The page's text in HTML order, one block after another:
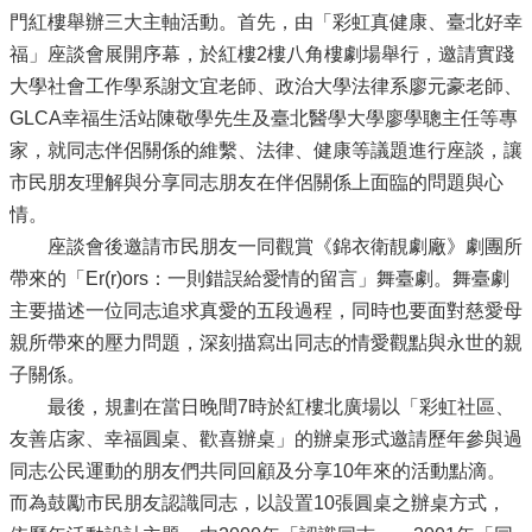
門紅樓舉辦三大主軸活動。首先，由「彩虹真健康、臺北好幸
福」座談會展開序幕，於紅樓2樓八角樓劇場舉行，邀請實踐
大學社會工作學系謝文宜老師、政治大學法律系廖元豪老師、
GLCA幸福生活站陳敬學先生及臺北醫學大學廖學聰主任等專
家，就同志伴侶關係的維繫、法律、健康等議題進行座談，讓
市民朋友理解與分享同志朋友在伴侶關係上面臨的問題與心
情。
座談會後邀請市民朋友一同觀賞《錦衣衛靚劇廠》劇團所
帶來的「Er(r)ors：一則錯誤給愛情的留言」舞臺劇。舞臺劇
主要描述一位同志追求真愛的五段過程，同時也要面對慈愛母
親所帶來的壓力問題，深刻描寫出同志的情愛觀點與永世的親
子關係。
最後，規劃在當日晚間7時於紅樓北廣場以「彩虹社區、
友善店家、幸福圓桌、歡喜辦桌」的辦桌形式邀請歷年參與過
同志公民運動的朋友們共同回顧及分享10年來的活動點滴。
而為鼓勵市民朋友認識同志，以設置10張圓桌之辦桌方式，